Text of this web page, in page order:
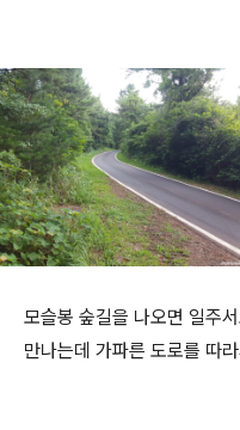
모슬봉 숲길을 나오면 일주
만나는데 가파른 도로를 따